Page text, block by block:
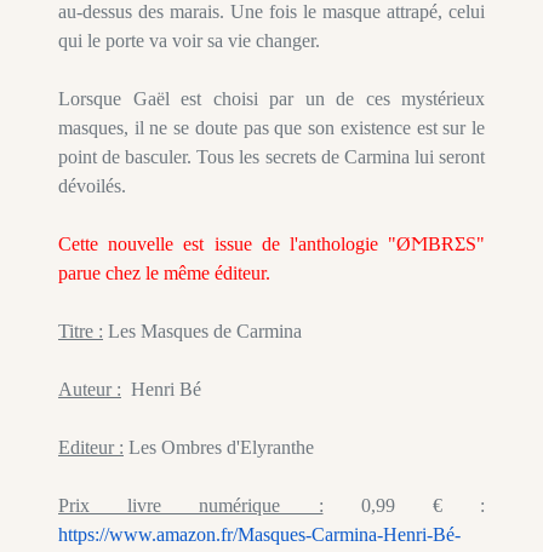
au-dessus des marais. Une fois le masque attrapé, celui
qui le porte va voir sa vie changer.
Lorsque Gaël est choisi par un de ces mystérieux
masques, il ne se doute pas que son existence est sur le
point de basculer. Tous les secrets de Carmina lui seront
dévoilés.
Cette nouvelle est issue de l'anthologie "ØϺBɌΣS"
parue chez le même éditeur.
Titre : Les Masques de Carmina
Auteur : Henri Bé
Editeur : Les Ombres d'Elyranthe
Prix livre numérique : 0,99 € :
https://www.amazon.fr/Masques-Carmina-Henri-Bé-